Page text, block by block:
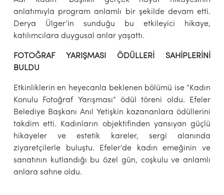
anlatımıyla program anlamlı bir şekilde devam etti.
Derya Ülger’in sunduğu bu etkileyici hikaye,
katılımcılara duygusal anlar yaşattı.
FOTOĞRAF YARIŞMASI ÖDÜLLERİ SAHİPLERİNİ
BULDU
Etkinliklerin en heyecanla beklenen bölümü ise “Kadın
Konulu Fotoğraf Yarışması” ödül töreni oldu. Efeler
Belediye Başkanı Anıl Yetişkin kazananlara ödüllerini
takdim etti. Kadınların objektifinden yansıyan güçlü
hikayeler ve estetik kareler, sergi alanında
ziyaretçilerle buluştu. Efeler’de kadın emeğinin ve
sanatının kutlandığı bu özel gün, coşkulu ve anlamlı
anlara sahne oldu.